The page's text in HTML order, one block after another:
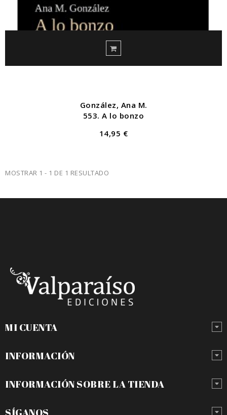
González, Ana M.
553. A lo bonzo
14,95 €
MOSTRAR 1 - 1 DE 1 RESULTADO
MI CUENTA
INFORMACIÓN
INFORMACIÓN SOBRE LA TIENDA
SÍGANOS